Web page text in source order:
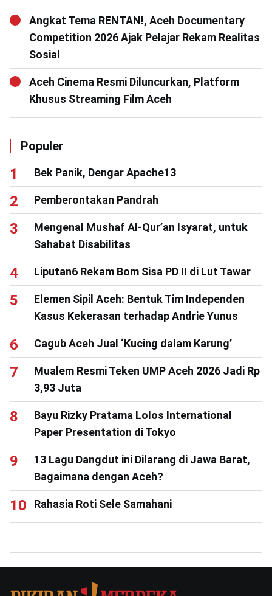
Angkat Tema RENTAN!, Aceh Documentary
Competition 2026 Ajak Pelajar Rekam Realitas
Sosial
Aceh Cinema Resmi Diluncurkan, Platform
Khusus Streaming Film Aceh
Populer
Bek Panik, Dengar Apache13
Pemberontakan Pandrah
Mengenal Mushaf Al-Qur’an Isyarat, untuk
Sahabat Disabilitas
Liputan6 Rekam Bom Sisa PD II di Lut Tawar
Elemen Sipil Aceh: Bentuk Tim Independen
Kasus Kekerasan terhadap Andrie Yunus
Cagub Aceh Jual ‘Kucing dalam Karung’
Mualem Resmi Teken UMP Aceh 2026 Jadi Rp
3,93 Juta
Bayu Rizky Pratama Lolos International
Paper Presentation di Tokyo
13 Lagu Dangdut ini Dilarang di Jawa Barat,
Bagaimana dengan Aceh?
Rahasia Roti Sele Samahani